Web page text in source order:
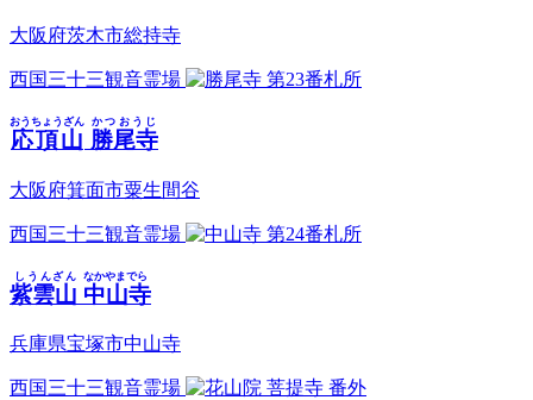
大阪府茨木市総持寺
西国三十三観音霊場 第23番札所
応頂山
おうちょうざん
勝尾寺
かつおうじ
大阪府箕面市粟生間谷
西国三十三観音霊場 第24番札所
紫雲山
しうんざん
中山寺
なかやまでら
兵庫県宝塚市中山寺
西国三十三観音霊場 番外